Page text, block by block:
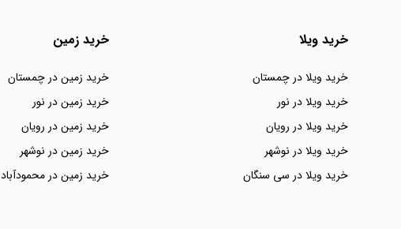
خرید ویلا
خرید ویلا در چمستان
خرید ویلا در نور
خرید ویلا در رویان
خرید ویلا در نوشهر
خرید ویلا در سی سنگان
خرید زمین
خرید زمین در چمستان
خرید زمین در نور
خرید زمین در رویان
خرید زمین در نوشهر
خرید زمین در محمودآباد